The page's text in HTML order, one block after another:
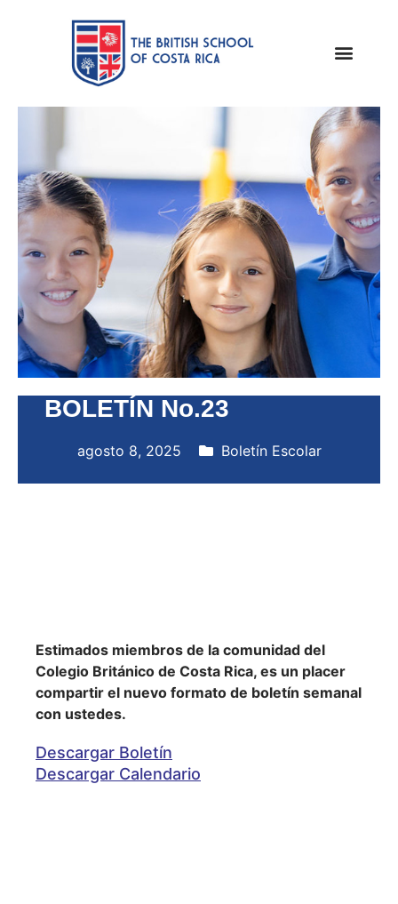
BOLETÍN No.23
agosto 8, 2025 Boletín Escolar
Estimados miembros de la comunidad del
Colegio Británico de Costa Rica, es un placer
compartir el nuevo formato de boletín semanal
con ustedes.
Descargar Boletín
Descargar Calendario